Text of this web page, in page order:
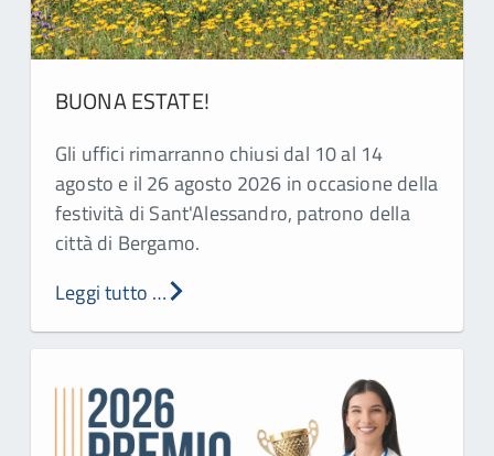
BUONA ESTATE!
Gli uffici rimarranno chiusi dal 10 al 14
agosto e il 26 agosto 2026 in occasione della
festività di Sant'Alessandro, patrono della
città di Bergamo.
Leggi tutto …